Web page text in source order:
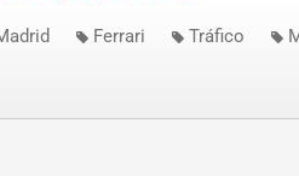
Ferrari Tráfico